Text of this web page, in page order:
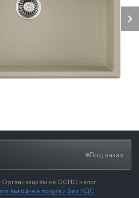
Под заказ
Организациям на ОСНО налог
выгоднее покупки без НДС